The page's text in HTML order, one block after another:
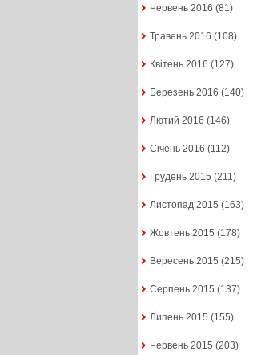
Червень 2016 (81)
Травень 2016 (108)
Квітень 2016 (127)
Березень 2016 (140)
Лютий 2016 (146)
Січень 2016 (112)
Грудень 2015 (211)
Листопад 2015 (163)
Жовтень 2015 (178)
Вересень 2015 (215)
Серпень 2015 (137)
Липень 2015 (155)
Червень 2015 (203)